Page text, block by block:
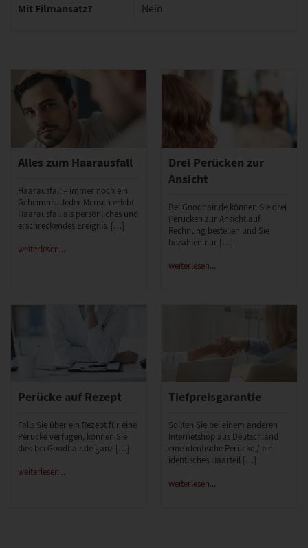
Mit Filmansatz? Nein
Alles zum Haarausfall
Haarausfall – immer noch ein
Geheimnis. Jeder Mensch erlebt
Haarausfall als persönliches und
erschreckendes Ereignis. […]
weiterlesen...
Drei Perücken zur
Ansicht
Bei Goodhair.de können Sie drei
Perücken zur Ansicht auf
Rechnung bestellen und Sie
bezahlen nur […]
weiterlesen...
Perücke auf Rezept
Falls Sie über ein Rezept für eine
Perücke verfügen, können Sie
dies bei Goodhair.de ganz […]
weiterlesen...
Tiefpreisgarantie
Sollten Sie bei einem anderen
Internetshop aus Deutschland
eine identische Perücke / ein
identisches Haarteil […]
weiterlesen...